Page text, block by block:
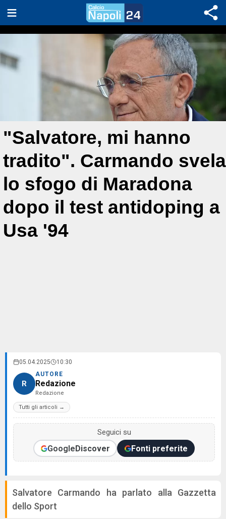
"Salvatore, mi hanno
tradito". Carmando svela
lo sfogo di Maradona
dopo il test antidoping a
Usa '94
05.04.2025 10:30
R
AUTORE
Redazione
Redazione
Tutti gli articoli →
Seguici su
GoogleDiscover Fonti preferite
Salvatore Carmando ha parlato alla Gazzetta
dello Sport